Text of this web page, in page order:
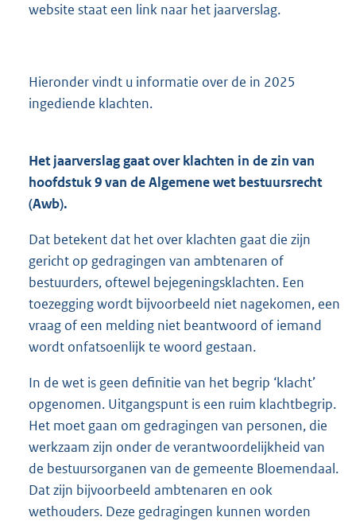
website staat een link naar het jaarverslag.
Hieronder vindt u informatie over de in 2025
ingediende klachten.
Het jaarverslag gaat over klachten in de zin van
hoofdstuk 9 van de Algemene wet bestuursrecht
(Awb).
Dat betekent dat het over klachten gaat die zijn
gericht op gedragingen van ambtenaren of
bestuurders, oftewel bejegeningsklachten. Een
toezegging wordt bijvoorbeeld niet nagekomen, een
vraag of een melding niet beantwoord of iemand
wordt onfatsoenlijk te woord gestaan.
In de wet is geen definitie van het begrip ‘klacht’
opgenomen. Uitgangspunt is een ruim klachtbegrip.
Het moet gaan om gedragingen van personen, die
werkzaam zijn onder de verantwoordelijkheid van
de bestuursorganen van de gemeente Bloemendaal.
Dat zijn bijvoorbeeld ambtenaren en ook
wethouders. Deze gedragingen kunnen worden